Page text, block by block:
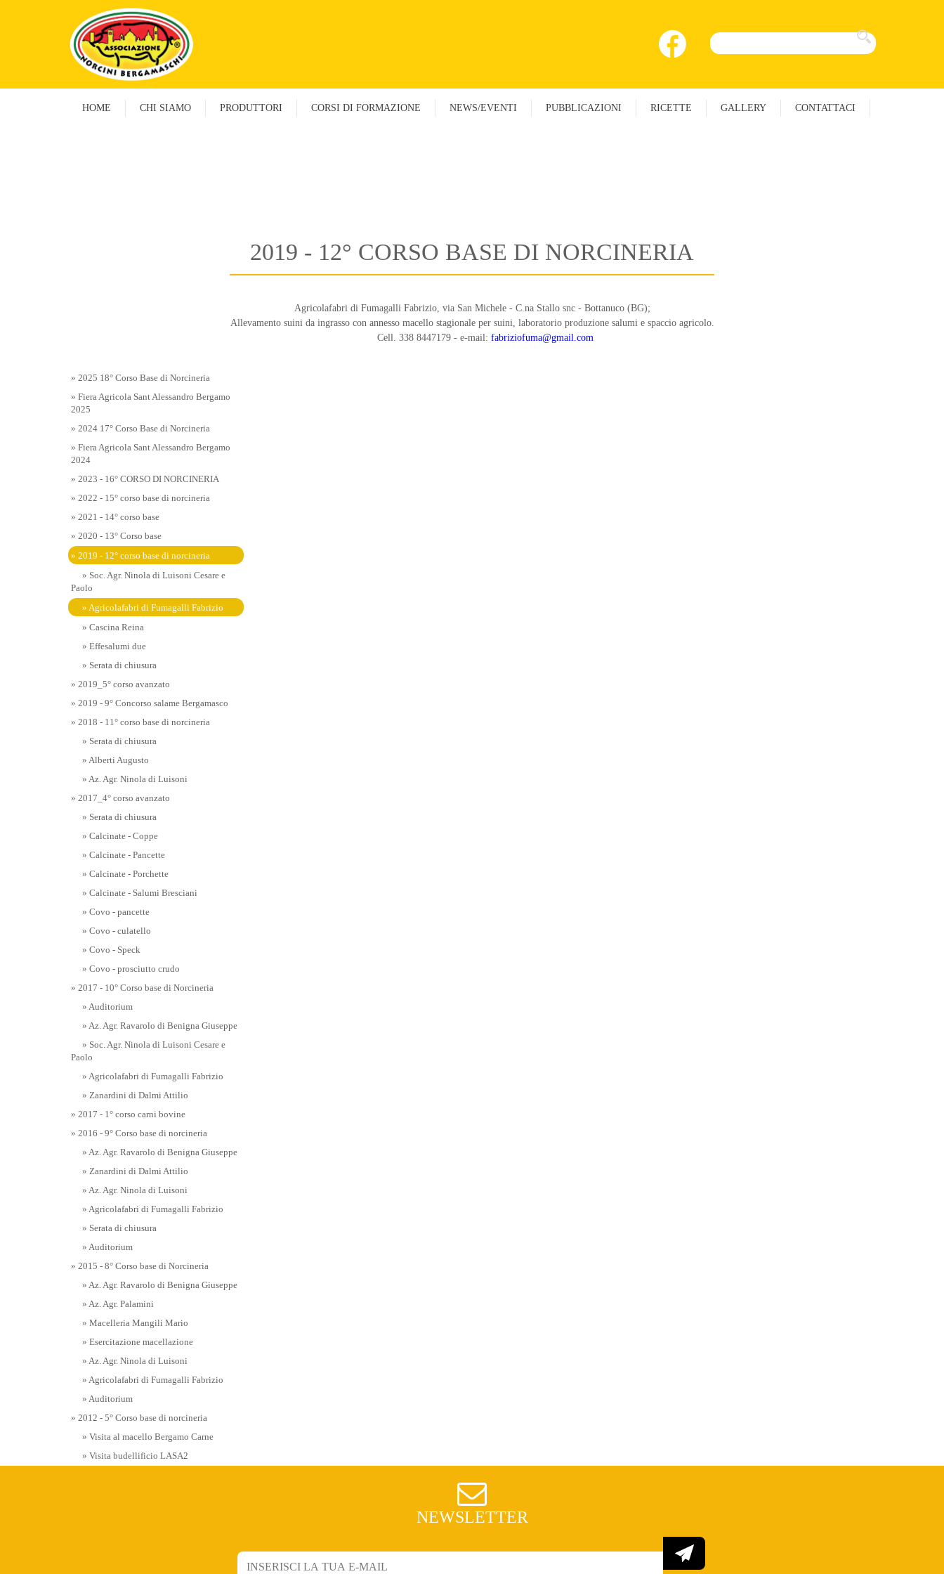
HOME CHI SIAMO PRODUTTORI CORSI DI FORMAZIONE NEWS/EVENTI PUBBLICAZIONI RICETTE GALLERY CONTATTACI
2019 - 12° CORSO BASE DI NORCINERIA
Agricolafabri di Fumagalli Fabrizio, via San Michele - C.na Stallo snc - Bottanuco (BG);
Allevamento suini da ingrasso con annesso macello stagionale per suini, laboratorio produzione salumi e spaccio agricolo.
Cell. 338 8447179 - e-mail: fabriziofuma@gmail.com
» 2025 18° Corso Base di Norcineria
» Fiera Agricola Sant Alessandro Bergamo
2025
» 2024 17° Corso Base di Norcineria
» Fiera Agricola Sant Alessandro Bergamo
2024
» 2023 - 16° CORSO DI NORCINERIA
» 2022 - 15° corso base di norcineria
» 2021 - 14° corso base
» 2020 - 13° Corso base
» 2019 - 12° corso base di norcineria
» Soc. Agr. Ninola di Luisoni Cesare e
Paolo
» Agricolafabri di Fumagalli Fabrizio
» Cascina Reina
» Effesalumi due
» Serata di chiusura
» 2019_5° corso avanzato
» 2019 - 9° Concorso salame Bergamasco
» 2018 - 11° corso base di norcineria
» Serata di chiusura
» Alberti Augusto
» Az. Agr. Ninola di Luisoni
» 2017_4° corso avanzato
» Serata di chiusura
» Calcinate - Coppe
» Calcinate - Pancette
» Calcinate - Porchette
» Calcinate - Salumi Bresciani
» Covo - pancette
» Covo - culatello
» Covo - Speck
» Covo - prosciutto crudo
» 2017 - 10° Corso base di Norcineria
» Auditorium
» Az. Agr. Ravarolo di Benigna Giuseppe
» Soc. Agr. Ninola di Luisoni Cesare e
Paolo
» Agricolafabri di Fumagalli Fabrizio
» Zanardini di Dalmi Attilio
» 2017 - 1° corso carni bovine
» 2016 - 9° Corso base di norcineria
» Az. Agr. Ravarolo di Benigna Giuseppe
» Zanardini di Dalmi Attilio
» Az. Agr. Ninola di Luisoni
» Agricolafabri di Fumagalli Fabrizio
» Serata di chiusura
» Auditorium
» 2015 - 8° Corso base di Norcineria
» Az. Agr. Ravarolo di Benigna Giuseppe
» Az. Agr. Palamini
» Macelleria Mangili Mario
» Esercitazione macellazione
» Az. Agr. Ninola di Luisoni
» Agricolafabri di Fumagalli Fabrizio
» Auditorium
» 2012 - 5° Corso base di norcineria
» Visita al macello Bergamo Carne
» Visita budellificio LASA2
NEWSLETTER